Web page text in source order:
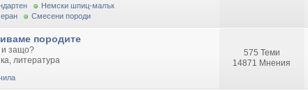
Немски шпиц-малък
Смесени породи
породите
и защо?
литература
575 Теми
14871 Мнения